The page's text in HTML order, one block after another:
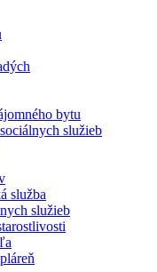
bytu
služieb
služba
služieb